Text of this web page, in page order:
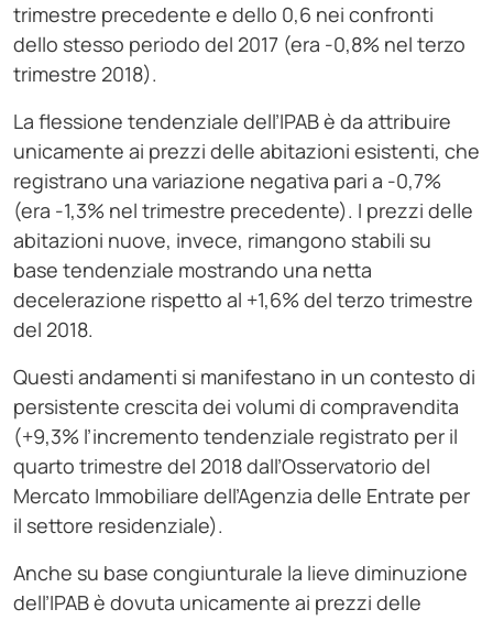
trimestre precedente e dello 0,6 nei confronti
dello stesso periodo del 2017 (era -0,8% nel terzo
trimestre 2018).
La flessione tendenziale dell’IPAB è da attribuire
unicamente ai prezzi delle abitazioni esistenti, che
registrano una variazione negativa pari a -0,7%
(era -1,3% nel trimestre precedente). I prezzi delle
abitazioni nuove, invece, rimangono stabili su
base tendenziale mostrando una netta
decelerazione rispetto al +1,6% del terzo trimestre
del 2018.
Questi andamenti si manifestano in un contesto di
persistente crescita dei volumi di compravendita
(+9,3% l’incremento tendenziale registrato per il
quarto trimestre del 2018 dall’Osservatorio del
Mercato Immobiliare dell’Agenzia delle Entrate per
il settore residenziale).
Anche su base congiunturale la lieve diminuzione
dell’IPAB è dovuta unicamente ai prezzi delle